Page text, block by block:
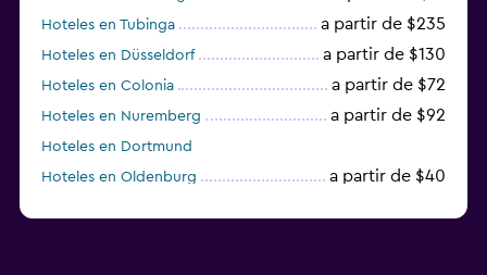
Hoteles en Tubinga a partir de $235
Hoteles en Düsseldorf a partir de $130
Hoteles en Colonia a partir de $72
Hoteles en Nuremberg a partir de $92
Hoteles en Dortmund
Hoteles en Oldenburg
a partir de $40